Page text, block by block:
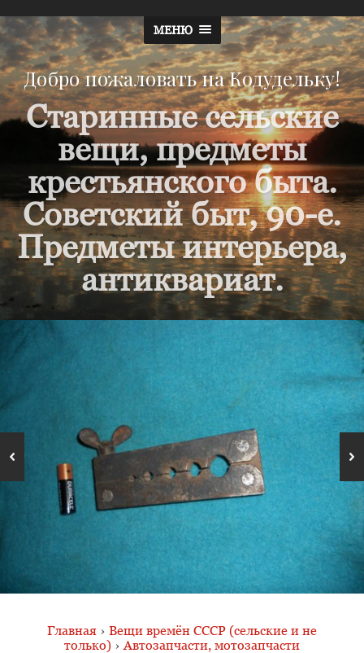
МЕНЮ
Добро пожаловать на Кодудельку!
Старинные сельские
вещи, предметы
крестьянского быта.
Советский быт, 90-е.
Предметы интерьера,
антиквариат.
Главная › Вещи времён СССР (сельские и не
только) › Автозапчасти, мотозапчасти